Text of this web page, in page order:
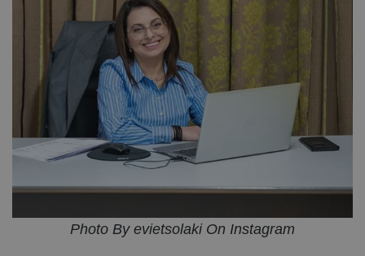
Photo By evietsolaki On Instagram